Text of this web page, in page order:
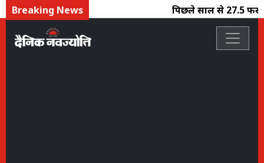
Breaking News पिछले साल से 27.5